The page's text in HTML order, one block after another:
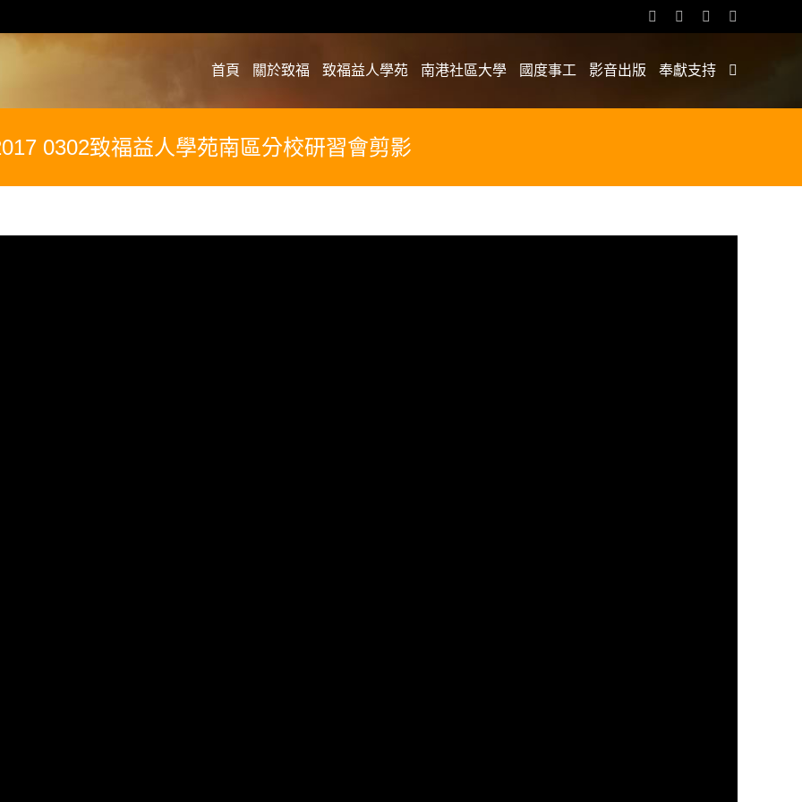
FacebookYouTube
Email:
首頁 關於致福 致福益人學苑 南港社區大學 國度事工 影音出版 奉獻支持
0302致福益人學苑南區分校研習會剪影